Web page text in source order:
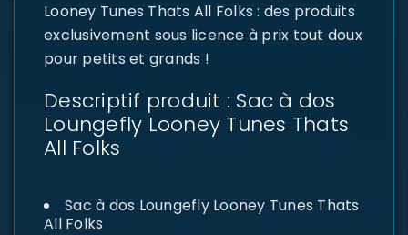
Looney Tunes Thats All Folks : des produits
exclusivement sous licence à prix tout doux
pour petits et grands !
Descriptif produit : Sac à dos
Loungefly Looney Tunes Thats
All Folks
Sac à dos Loungefly Looney Tunes Thats
All Folks